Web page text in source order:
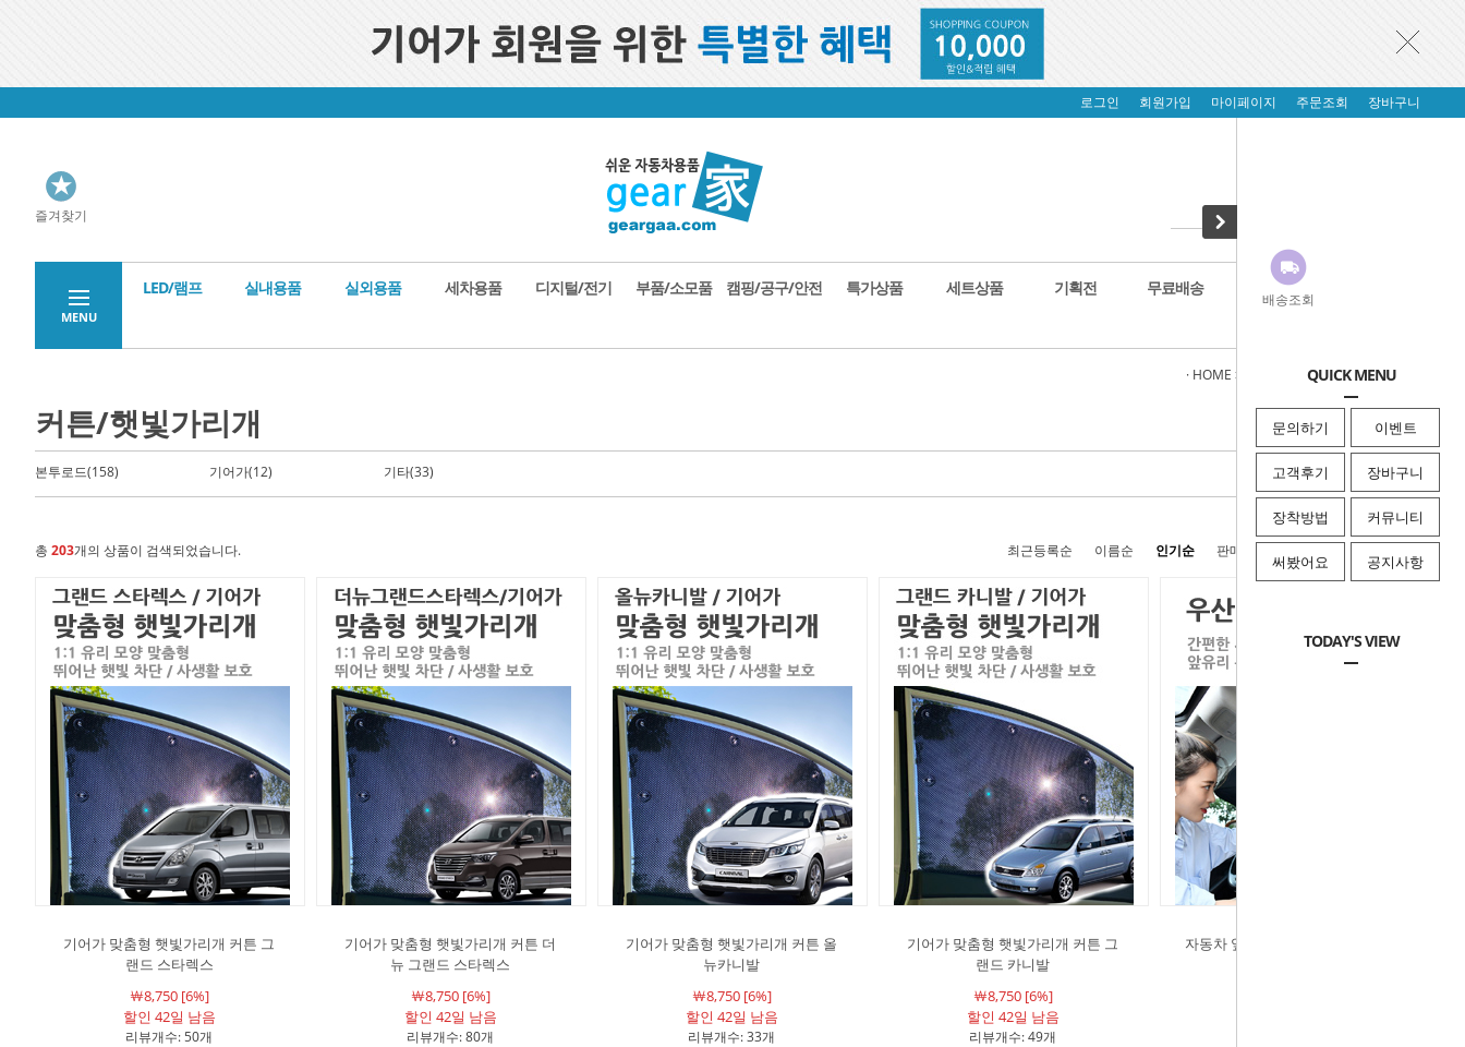
배송조회
QUICK MENU
문의하기 이벤트
고객후기 장바구니
장착방법 커뮤니티
써봤어요 공지사항
TODAY'S VIEW
로그인 회원가입 마이페이지 주문조회 장바구니
즐겨찾기
MENU
LED/램프 실내용품 실외용품 세차용품 디지털/전기 부품/소모품 캠핑/공구/안전 특가상품 세트상품 기획전 무료배송
· HOME > >커튼/햇빛가리개
커튼/햇빛가리개
본투로드(158) 기어가(12) 기타(33)
총 203개의 상품이 검색되었습니다. 최근등록순 이름순 인기순 판매순
기어가 맞춤형 햇빛가리개 커튼 그
랜드 스타렉스
￦8,750 [6%]
할인 42일 남음
리뷰개수: 50개
기어가 맞춤형 햇빛가리개 커튼 더
뉴 그랜드 스타렉스
￦8,750 [6%]
할인 42일 남음
리뷰개수: 80개
기어가 맞춤형 햇빛가리개 커튼 올
뉴카니발
￦8,750 [6%]
할인 42일 남음
리뷰개수: 33개
기어가 맞춤형 햇빛가리개 커튼 그
랜드 카니발
￦8,750 [6%]
할인 42일 남음
리뷰개수: 49개
자동차 앞유리 우산형 3세대 차량용